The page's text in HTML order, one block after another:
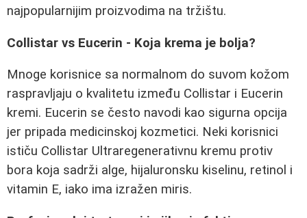
najpopularnijim proizvodima na tržištu.
Collistar vs Eucerin - Koja krema je bolja?
Mnoge korisnice sa normalnom do suvom kožom
raspravljaju o kvalitetu između Collistar i Eucerin
kremi. Eucerin se često navodi kao sigurna opcija
jer pripada medicinskoj kozmetici. Neki korisnici
ističu Collistar Ultraregenerativnu kremu protiv
bora koja sadrži alge, hijaluronsku kiselinu, retinol i
vitamin E, iako ima izražen miris.